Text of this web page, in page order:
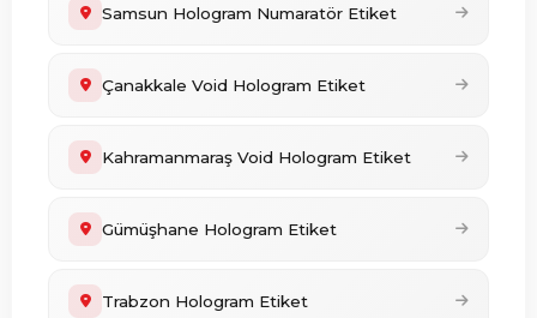
Samsun Hologram Numaratör Etiket
Çanakkale Void Hologram Etiket
Kahramanmaraş Void Hologram Etiket
Gümüşhane Hologram Etiket
Trabzon Hologram Etiket